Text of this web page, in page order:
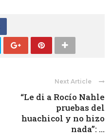
Next Article
“Le di a Rocío Nahle
pruebas del
huachicol y no hizo
nada”: ...